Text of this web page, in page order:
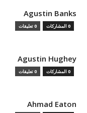
Agustin Banks
0 المشاركات 0 تعليقات
Agustin Hughey
0 المشاركات 0 تعليقات
Ahmad Eaton